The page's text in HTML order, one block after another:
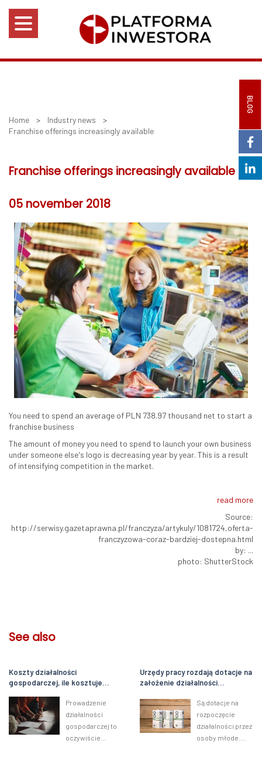
BLOG
Home > Industry news >
Franchise offerings increasingly available
Franchise offerings increasingly available
05 november 2018
You need to spend an average of PLN 738.97 thousand net to start a
franchise business
The amount of money you need to spend to launch your own business
under someone else's logo is decreasing year by year. This is a result
of intensifying competition in the market.
read more
Source:
http://serwisy.gazetaprawna.pl/franczyza/artykuly/1081724,oferta-
franczyzowa-coraz-bardziej-dostepna.html
by: ...
photo: ShutterStock
See also
Koszty działalności
gospodarczej, ile kosztuje
Prowadzenie
działalności
gospodarczej to
oczywiście
Urzędy pracy rozdają dotacje na
założenie działalności
dla młodych
Są dotacje na
rozpoczęcie
działalności przez
osoby młode.